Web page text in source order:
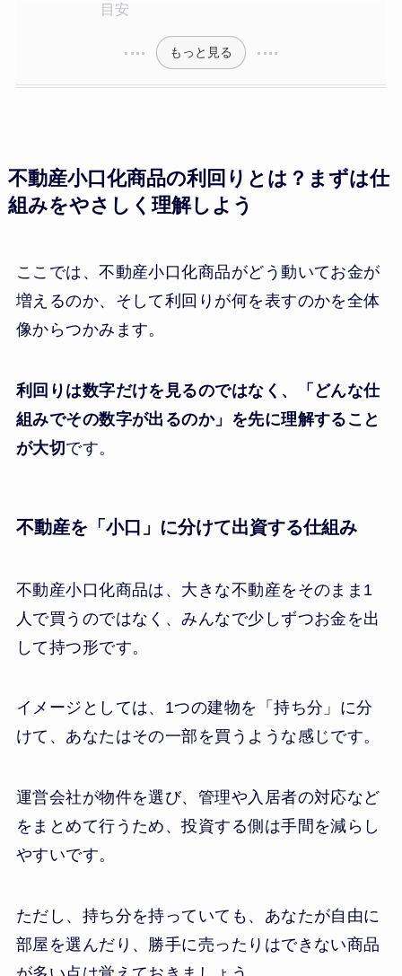
目安
もっと見る
不動産小口化商品の利回りとは？まずは仕
組みをやさしく理解しよう
ここでは、不動産小口化商品がどう動いてお金が
増えるのか、そして利回りが何を表すのかを全体
像からつかみます。
利回りは数字だけを見るのではなく、「どんな仕
組みでその数字が出るのか」を先に理解すること
が大切 です。
不動産を「小口」に分けて出資する仕組み
不動産小口化商品は、大きな不動産をそのまま1
人で買うのではなく、みんなで少しずつお金を出
して持つ形です。
イメージとしては、1つの建物を「持ち分」に分
けて、あなたはその一部を買うような感じです。
運営会社が物件を選び、管理や入居者の対応など
をまとめて行うため、投資する側は手間を減らし
やすいです。
ただし、持ち分を持っていても、あなたが自由に
部屋を選んだり、勝手に売ったりはできない商品